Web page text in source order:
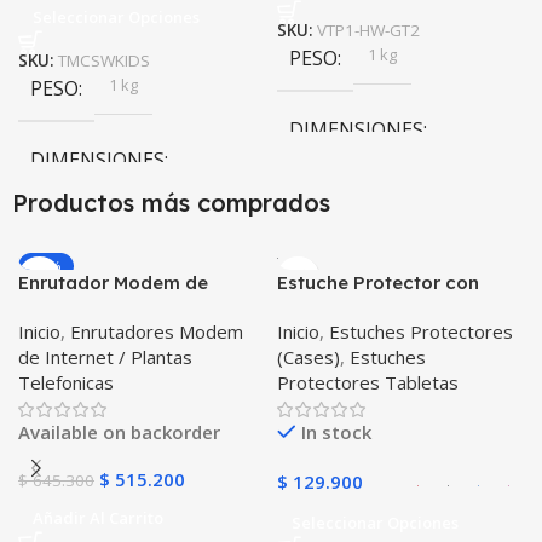
SKU: TMCSWKIDS
PESO 1 kg
DIMENSIONES
COLOR
Negro,Azul , Verde ,Rosa
Azul Oscuro
SKU: VTP1-HW-GT2
PESO 1 kg
DIMENSIONES
10 × 10 × 10 cm
Productos más comprados
-20%
Enrutador Modem de
Libre Todo Operador 4G
LTE SIMCARD
Inicio, Enrutadores Modem
de Internet / Plantas
Telefonicas
Available on backorder
$645.300 $ 515.200
Estuche Protector con
Tablet Samsung Galaxy
Tab A8 10.5 2021 – 2022
SM-x200 SM-x205 Anti
golpes con soporte
Inicio, Estuches Protectores
(Cases), Estuches
Protectores Tabletas
In stock
$ 129.900